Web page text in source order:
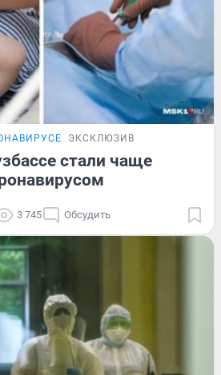
ЭКСКЛЮЗИВ
стали чаще
3 745 Обсудить